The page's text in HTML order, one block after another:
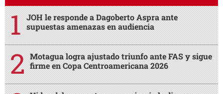
JOH le responde a Dagoberto Aspra ante
supuestas amenazas en audiencia
Motagua logra ajustado triunfo ante FAS y sigue
firme en Copa Centroamericana 2026